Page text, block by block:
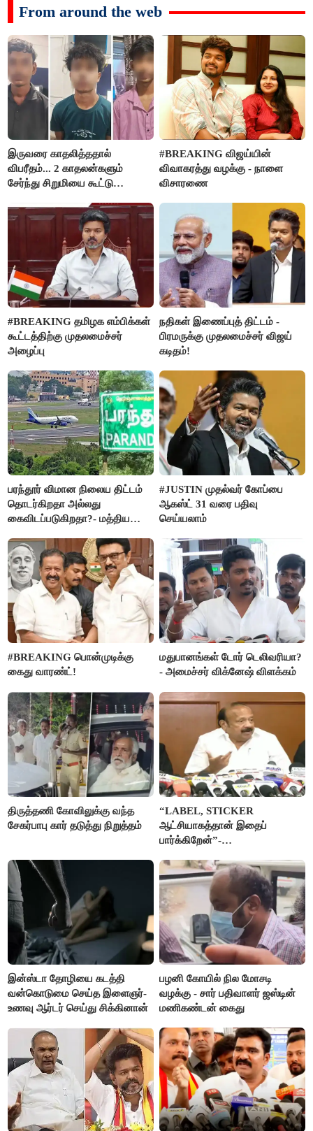
From around the web
இருவரை காதலித்ததால்
விபரீதம்... 2 காதலன்களும்
சேர்ந்து சிறுமியை கூட்டு
செய்த கொடூரம்
#BREAKING விஜய்யின்
விவாகரத்து வழக்கு - நாளை
விசாரணை
#BREAKING தமிழக எம்பிக்கள்
கூட்டத்திற்கு முதலமைச்சர்
அழைப்பு
நதிகள் இணைப்புத் திட்டம் -
பிரமருக்கு முதலமைச்சர் விஜய்
கடிதம்!
பரந்தூர் விமான நிலைய திட்டம்
தொடர்கிறதா அல்லது
கைவிடப்படுகிறதா?- மத்திய
#JUSTIN முதல்வர் கோப்பை
ஆகஸ்ட் 31 வரை பதிவு
செய்யலாம்
#BREAKING பொன்முடிக்கு
கைது வாரண்ட்!
மதுபானங்கள் டோர் டெலிவரியா?
- அமைச்சர் விக்னேஷ் விளக்கம்
திருத்தணி கோவிலுக்கு வந்த
சேகர்பாபு கார் தடுத்து நிறுத்தம்
“LABEL, STICKER
ஆட்சியாகத்தான் இதைப்
பார்க்கிறேன்”-
இன்ஸ்டா தோழியை கடத்தி
வன்கொடுமை செய்த இளைஞர்-
உணவு ஆர்டர் செய்து சிக்கினான்
பழனி கோயில் நில மோசடி
வழக்கு - சார் பதிவாளர் ஜஸ்டின்
மணிகண்டன் கைது